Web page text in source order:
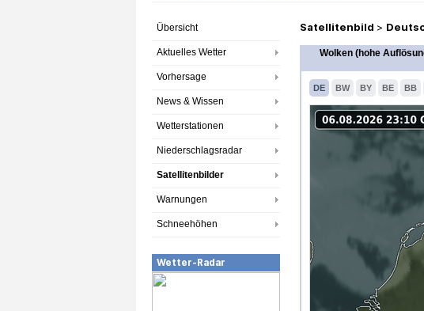
Übersicht
Aktuelles Wetter
Vorhersage
News & Wissen
Wetterstationen
Niederschlagsradar
Satellitenbilder
Warnungen
Schneehöhen
Wetter-Radar
Satellitenbild >
Wolken (hohe
DE BW BY BE BB